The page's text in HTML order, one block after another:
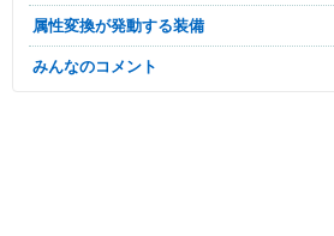
属性変換が発動する装備
みんなのコメント